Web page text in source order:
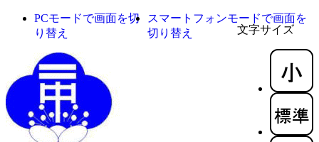
文字サイズ
PCモードで画面を切
り替え
スマートフォンモードで画面を
切り替え